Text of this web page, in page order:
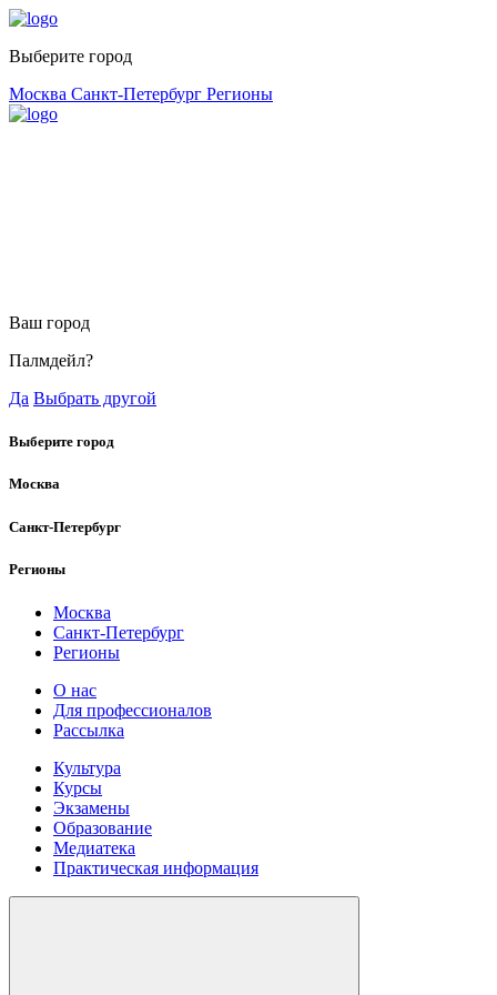
Выберите город
Москва Санкт-Петербург Регионы
Ваш город
Палмдейл?
Да Выбрать другой
Выберите город
Москва
Санкт-Петербург
Регионы
Москва
Санкт-Петербург
Регионы
О нас
Для профессионалов
Рассылка
Культура
Курсы
Экзамены
Образование
Медиатека
Практическая информация